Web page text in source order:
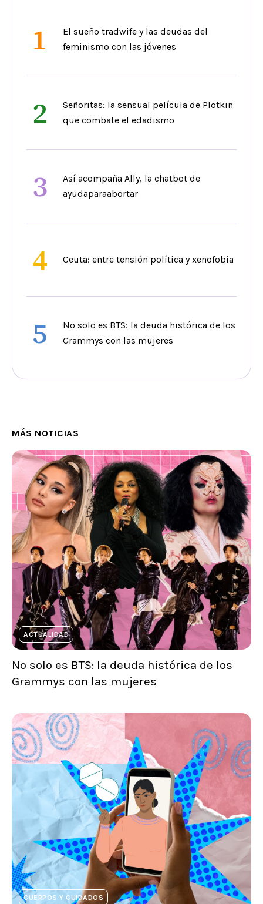
1
El sueño tradwife y las deudas del
feminismo con las jóvenes
2
Señoritas: la sensual película de Plotkin
que combate el edadismo
3
Así acompaña Ally, la chatbot de
ayudaparaabortar
4 Ceuta: entre tensión política y xenofobia
5
No solo es BTS: la deuda histórica de los
Grammys con las mujeres
MÁS NOTICIAS
ACTUALIDAD
No solo es BTS: la deuda histórica de los
Grammys con las mujeres
CUERPOS Y CUIDADOS